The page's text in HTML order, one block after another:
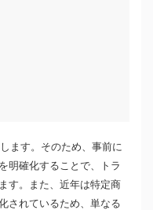
ます。そのため、事前に
明確化することで、トラ
す。また、近年は特定商
されているため、単なる